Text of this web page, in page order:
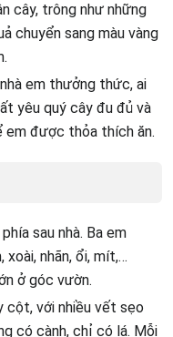
cây, trông như những
chuyển sang màu vàng
em thưởng thức, ai
yêu quý cây đu đủ và
em được thỏa thích ăn.
sau nhà. Ba em
xoài, nhãn, ổi, mít,…
ở góc vườn.
cột, với nhiều vết sẹo
có cành, chỉ có lá. Mỗi